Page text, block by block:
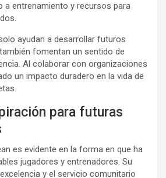
a entrenamiento y recursos para
ayudan a desarrollar futuros
fomentan un sentido de
Al colaborar con organizaciones
un impacto duradero en la vida de
para futuras
es evidente en la forma en que ha
jugadores y entrenadores. Su
y el servicio comunitario